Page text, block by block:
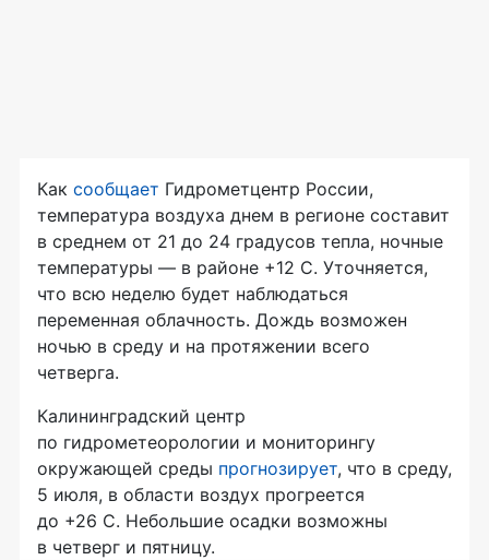
Как сообщает Гидрометцентр России,
температура воздуха днем в регионе составит
в среднем от 21 до 24 градусов тепла, ночные
температуры — в районе +12 С. Уточняется,
что всю неделю будет наблюдаться
переменная облачность. Дождь возможен
ночью в среду и на протяжении всего
четверга.
Калининградский центр
по гидрометеорологии и мониторингу
окружающей среды прогнозирует, что в среду,
5 июля, в области воздух прогреется
до +26 С. Небольшие осадки возможны
в четверг и пятницу.